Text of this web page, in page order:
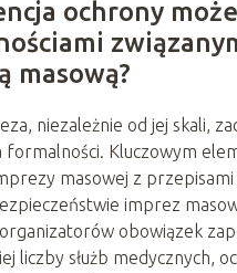
ochrony
masową?
niezależnie od jej skali,
formalności. Kluczowym
masowej z
imprez
organizatorów obowiązek
liczby służb medycznych,